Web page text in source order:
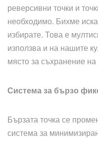
реверсивни точки и
необходимо. Бихме
избирате. Това е
използва и на нашите
място за съхранение на
Система за бързо
Бързата точка се
система за